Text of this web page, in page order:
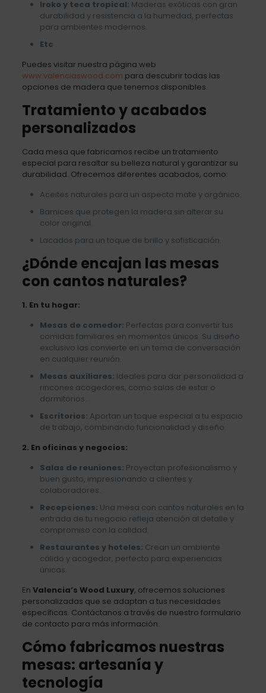
Iroko y teca tropical: Maderas exóticas con gran
durabilidad y resistencia a la humedad, perfectas
para ambientes modernos.
Etc
Puedes visitar nuestra página web
www.valenciaswood.com para descubrir todas las
opciones de madera que tenemos disponibles.
Tratamiento y acabados
personalizados
Cada mesa que fabricamos recibe un tratamiento
especial para resaltar su belleza natural y garantizar su
durabilidad. Ofrecemos diferentes acabados, como:
Aceites naturales para un aspecto mate y orgánico.
Barnices que protegen la madera sin alterar su
color original.
Lacados para un toque de brillo y sofisticación.
¿Dónde encajan las mesas
con cantos naturales?
1. En tu hogar:
Mesas de comedor: Perfectas para convertir tus
comidas familiares en momentos únicos. Su diseño
exclusivo las convierte en un tema de conversación
en cualquier reunión.
Mesas auxiliares: Ideales para dar personalidad a
rincones acogedores, como salas de estar o
dormitorios.
Escritorios: Aportan un toque especial a tu espacio
de trabajo, combinando funcionalidad y diseño.
2. En oficinas y negocios:
Salas de reuniones: Proyectan profesionalismo y
buen gusto, impresionando a clientes y
colaboradores.
Recepciones: Una mesa con cantos naturales en la
entrada de tu negocio refleja atención al detalle y
compromiso con la calidad.
Restaurantes y hoteles: Crean un ambiente
cálido y acogedor, perfecto para experiencias
únicas.
En Valencia’s Wood Luxury, ofrecemos soluciones
personalizadas que se adaptan a tus necesidades
específicas. Contáctanos a través de nuestro formulario
de contacto para más información.
Cómo fabricamos nuestras
mesas: artesanía y
tecnología